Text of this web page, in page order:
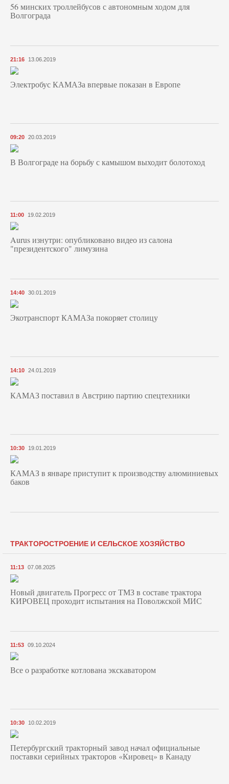
56 минских троллейбусов с автономным ходом для
Волгограда
21:16 13.06.2019
Электробус КАМАЗа впервые показан в Европе
09:20 20.03.2019
В Волгограде на борьбу с камышом выходит болотоход
11:00 19.02.2019
Aurus изнутри: опубликовано видео из салона
"президентского" лимузина
14:40 30.01.2019
Экотранспорт КАМАЗа покоряет столицу
14:10 24.01.2019
КАМАЗ поставил в Австрию партию спецтехники
10:30 19.01.2019
КАМАЗ в январе приступит к производству алюминиевых
баков
ТРАКТОРОСТРОЕНИЕ И СЕЛЬСКОЕ ХОЗЯЙСТВО
11:13 07.08.2025
Новый двигатель Прогресс от ТМЗ в составе трактора
КИРОВЕЦ проходит испытания на Поволжской МИС
11:53 09.10.2024
Все о разработке котлована экскаватором
10:30 10.02.2019
Петербургский тракторный завод начал официальные
поставки серийных тракторов «Кировец» в Канаду